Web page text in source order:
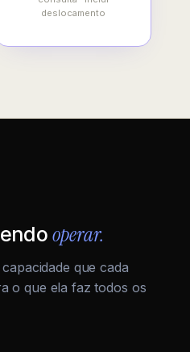
deslocamento
operar.
que cada
o que ela faz todos os